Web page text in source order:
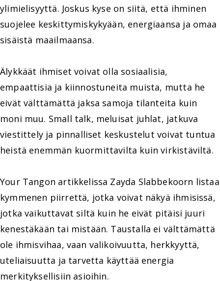
ylimielisyyttä. Joskus kyse on siitä, että ihminen
suojelee keskittymiskykyään, energiaansa ja omaa
sisäistä maailmaansa.
Älykkäät ihmiset voivat olla sosiaalisia,
empaattisia ja kiinnostuneita muista, mutta he
eivät välttämättä jaksa samoja tilanteita kuin
moni muu. Small talk, meluisat juhlat, jatkuva
viestittely ja pinnalliset keskustelut voivat tuntua
heistä enemmän kuormittavilta kuin virkistäviltä.
Your Tangon artikkelissa Zayda Slabbekoorn listaa
kymmenen piirrettä, jotka voivat näkyä ihmisissä,
jotka vaikuttavat siltä kuin he eivät pitäisi juuri
kenestäkään tai mistään. Taustalla ei välttämättä
ole ihmisvihaa, vaan valikoivuutta, herkkyyttä,
uteliaisuutta ja tarvetta käyttää energia
merkityksellisiin asioihin.